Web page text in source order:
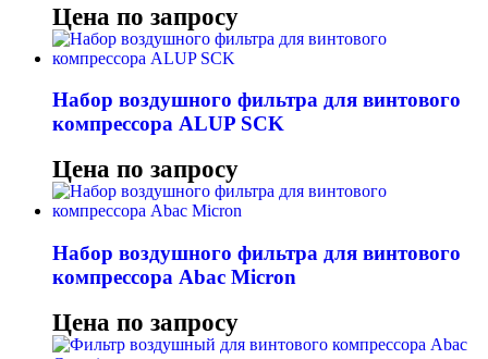
Цена по запросу
Набор воздушного фильтра для винтового
компрессора ALUP SCK
Цена по запросу
Набор воздушного фильтра для винтового
компрессора Abac Micron
Цена по запросу